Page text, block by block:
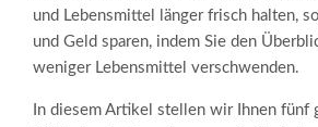
und Lebensmittel länger frisch halten,
und Geld sparen, indem Sie den
weniger Lebensmittel verschwenden.
In diesem Artikel stellen wir Ihnen fünf